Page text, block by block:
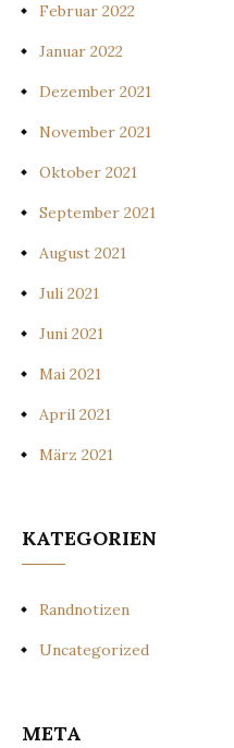
Februar 2022
Januar 2022
Dezember 2021
November 2021
Oktober 2021
September 2021
August 2021
Juli 2021
Juni 2021
Mai 2021
April 2021
März 2021
KATEGORIEN
Randnotizen
Uncategorized
META